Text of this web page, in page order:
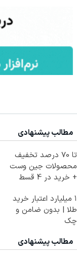
مطالب پیشنهادی
تا 70 درصد تخفیف
محصولات جین وست
+ خرید در 4 قسط
۱ میلیارد اعتبار خرید
طلا | بدون ضامن و
چک
مطالب پیشنهادی